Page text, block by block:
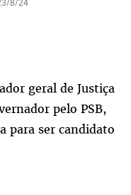
geral de Justiça
pelo PSB,
para ser candidato